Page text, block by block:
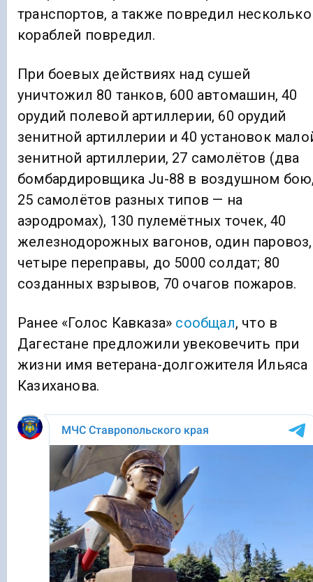
транспортов, а также повредил несколько
кораблей повредил.
При боевых действиях над сушей
уничтожил 80 танков, 600 автомашин, 40
орудий полевой артиллерии, 60 орудий
зенитной артиллерии и 40 установок
зенитной артиллерии, 27 самолётов (два
бомбардировщика Ju-88 в воздушном
25 самолётов разных типов — на
аэродромах), 130 пулемётных точек, 40
железнодорожных вагонов, один паровоз,
четыре переправы, до 5000 солдат; 80
созданных взрывов, 70 очагов пожаров.
Ранее «Голос Кавказа» сообщал, что в
Дагестане предложили увековечить при
жизни имя ветерана-долгожителя Ильяса
Казиханова.